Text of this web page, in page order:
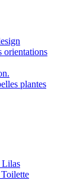
orientations
plantes
Lilas